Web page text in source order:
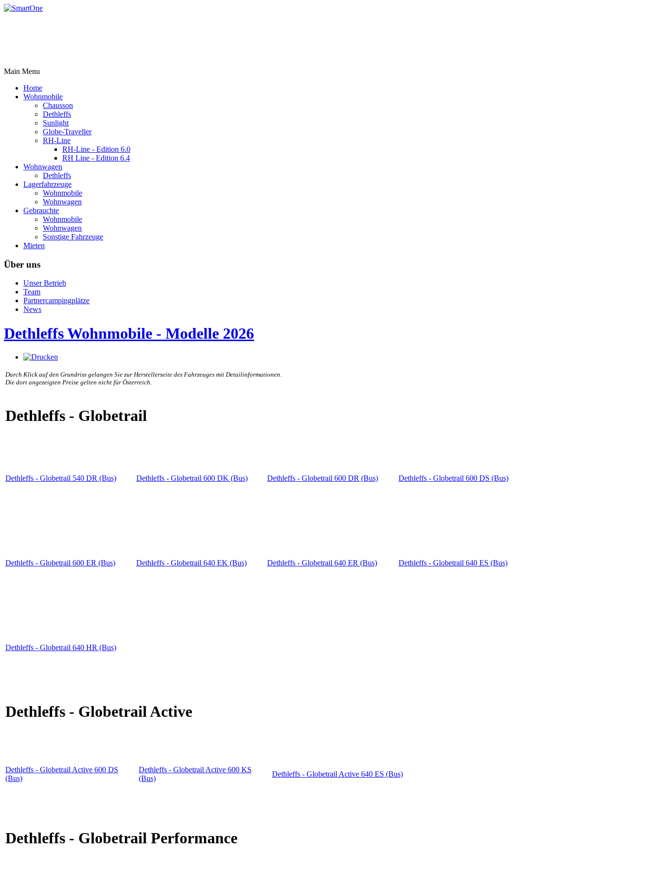
Main Menu
Home
Wohnmobile
Chausson
Dethleffs
Sunlight
Globe-Traveller
RH-Line
RH-Line - Edition 6.0
RH Line - Edition 6.4
Wohnwagen
Dethleffs
Lagerfahrzeuge
Wohnmobile
Wohnwagen
Gebrauchte
Wohnmobile
Wohnwagen
Sonstige Fahrzeuge
Mieten
Über uns
Unser Betrieb
Team
Partnercampingplätze
News
Dethleffs Wohnmobile - Modelle 2026
Durch Klick auf den Grundriss gelangen Sie zur Herstellerseite des Fahrzeuges mit Detailinformationen.
Die dort angezeigten Preise gelten nicht für Österreich.
Dethleffs - Globetrail
Dethleffs - Globetrail 540 DR (Bus) Dethleffs - Globetrail 600 DK (Bus) Dethleffs - Globetrail 600 DR (Bus) Dethleffs - Globetrail 600 DS (Bus)
Dethleffs - Globetrail 600 ER (Bus) Dethleffs - Globetrail 640 EK (Bus) Dethleffs - Globetrail 640 ER (Bus) Dethleffs - Globetrail 640 ES (Bus)
Dethleffs - Globetrail 640 HR (Bus)
Dethleffs - Globetrail Active
Dethleffs - Globetrail Active 600 DS
(Bus)
Dethleffs - Globetrail Active 600 KS
(Bus)
Dethleffs - Globetrail Active 640 ES (Bus)
Dethleffs - Globetrail Performance